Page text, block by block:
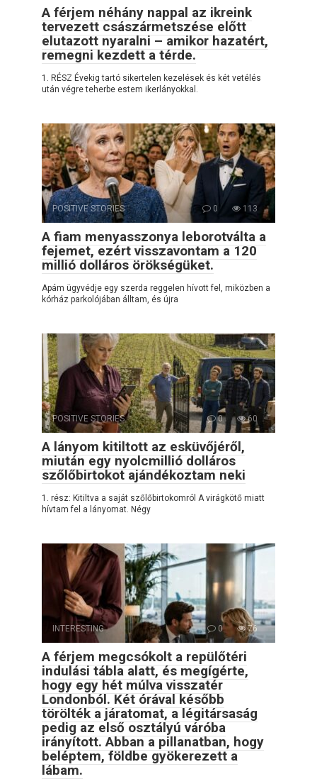
A férjem néhány nappal az ikreink
tervezett császármetszése előtt
elutazott nyaralni – amikor hazatért,
remegni kezdett a térde.
1. RÉSZ Évekig tartó sikertelen kezelések és két vetélés
után végre teherbe estem ikerlányokkal.
POSITIVE STORIES 0 113
A fiam menyasszonya leborotválta a
fejemet, ezért visszavontam a 120
millió dolláros örökségüket.
Apám ügyvédje egy szerda reggelen hívott fel, miközben a
kórház parkolójában álltam, és újra
POSITIVE STORIES 0 60
A lányom kitiltott az esküvőjéről,
miután egy nyolcmillió dolláros
szőlőbirtokot ajándékoztam neki
1. rész: Kitiltva a saját szőlőbirtokomról A virágkötő miatt
hívtam fel a lányomat. Négy
INTERESTING 0 76
A férjem megcsókolt a repülőtéri
indulási tábla alatt, és megígérte,
hogy egy hét múlva visszatér
Londonból. Két órával később
törölték a járatomat, a légitársaság
pedig az első osztályú váróba
irányított. Abban a pillanatban, hogy
beléptem, földbe gyökerezett a
lábam.